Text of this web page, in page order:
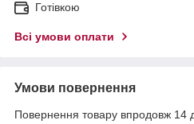
Готівкою
Всі умови оплати
Умови повернення
Повернення товару впродовж 14